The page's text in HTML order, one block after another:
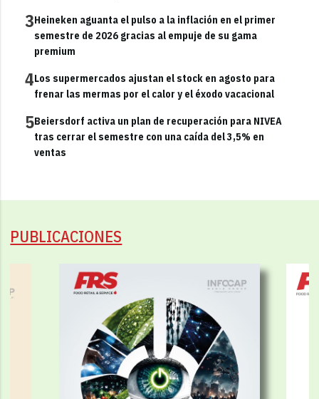
3Heineken aguanta el pulso a la inflación en el primer
semestre de 2026 gracias al empuje de su gama
premium
4Los supermercados ajustan el stock en agosto para
frenar las mermas por el calor y el éxodo vacacional
5Beiersdorf activa un plan de recuperación para NIVEA
tras cerrar el semestre con una caída del 3,5% en
ventas
PUBLICACIONES